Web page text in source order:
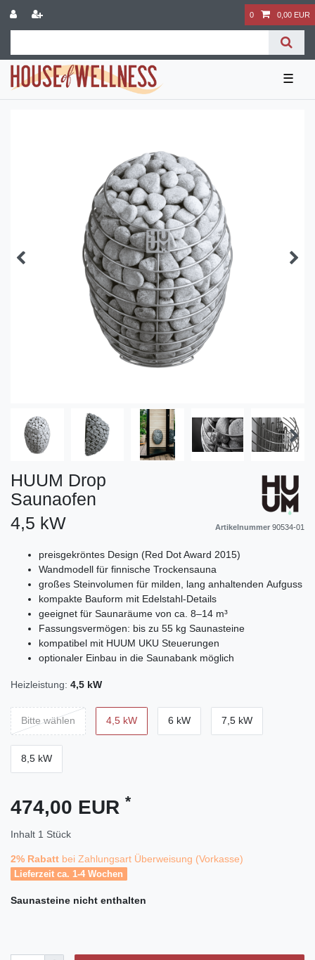
0 0,00 EUR
☰
HUUM Drop
Saunaofen
4,5 kW
Artikelnummer 90534-01
preisgekröntes Design (Red Dot Award 2015)
Wandmodell für finnische Trockensauna
großes Steinvolumen für milden, lang anhaltenden Aufguss
kompakte Bauform mit Edelstahl‑Details
geeignet für Saunaräume von ca. 8–14 m³
Fassungsvermögen: bis zu 55 kg Saunasteine
kompatibel mit HUUM UKU Steuerungen
optionaler Einbau in die Saunabank möglich
Heizleistung: 4,5 kW
Bitte wählen 4,5 kW 6 kW 7,5 kW
8,5 kW
474,00 EUR *
Inhalt 1 Stück
2% Rabatt bei Zahlungsart Überweisung (Vorkasse)
Lieferzeit ca. 1-4 Wochen
Saunasteine nicht enthalten